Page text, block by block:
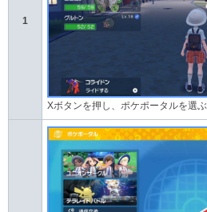
1
Xボタンを押し、ポケポータルを選ぶ